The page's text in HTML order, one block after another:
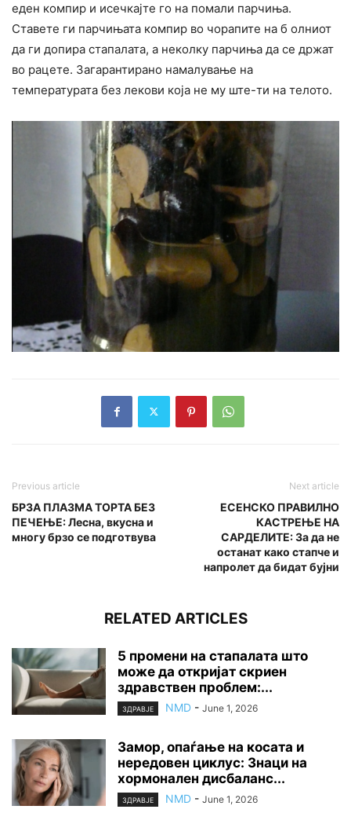
еден компир и исечкајте го на помали парчиња.
Ставете ги парчињата компир во чорапите на б олниот
да ги допира стапалата, а неколку парчиња да се држат
во рацете. Загарантирано намалување на
температурата без лекови која не му ште-ти на телото.
Previous article
БРЗА ПЛАЗМА ТОРТА БЕЗ
ПЕЧЕЊЕ: Лесна, вкусна и
многу брзо се подготвува
Next article
ЕСЕНСКО ПРАВИЛНО
КАСТРЕЊЕ НА
САРДЕЛИТЕ: За да не
останат како стапче и
напролет да бидат бујни
RELATED ARTICLES
5 промени на стапалата што
може да откријат скриен
здравствен проблем:...
ЗДРАВЈЕ NMD - June 1, 2026
Замор, опаѓање на косата и
нередовен циклус: Знаци на
хормонален дисбаланс...
ЗДРАВЈЕ NMD - June 1, 2026